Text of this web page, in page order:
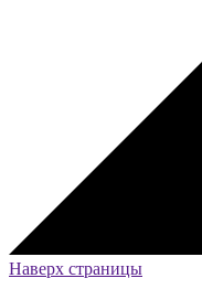
Наверх страницы